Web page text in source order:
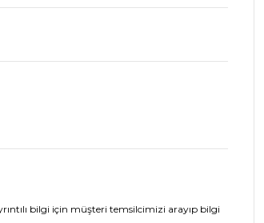
bilgi için müşteri temsilcimizi arayıp bilgi